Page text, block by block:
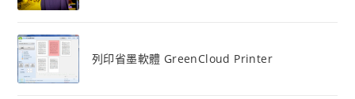
列印省墨軟體 GreenCloud Printer